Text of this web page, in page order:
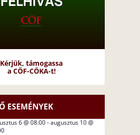
Kérjük, támogassa
a CÖF-CÖKA-t!
ESEMÉNYEK
6 @ 08:00-augusztus 10 @